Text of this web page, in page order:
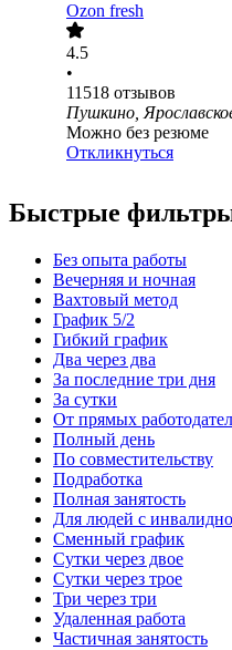
Ozon fresh
4.5
•
11518 отзывов
Пушкино,
Можно без резюме
Откликнуться
Быстрые
Без опыта работы
Вечерняя и ночная
Вахтовый метод
График 5/2
Гибкий график
Два через два
За последние три дня
За сутки
От прямых
Полный день
По совместительству
Подработка
Полная занятость
Для людей с
Сменный график
Сутки через двое
Сутки через трое
Три через три
Удаленная работа
Частичная занятость